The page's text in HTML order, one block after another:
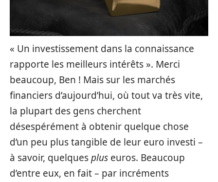
« Un investissement dans la connaissance
rapporte les meilleurs intérêts ». Merci
beaucoup, Ben ! Mais sur les marchés
financiers d’aujourd’hui, où tout va très vite,
la plupart des gens cherchent
désespérément à obtenir quelque chose
d’un peu plus tangible de leur euro investi –
à savoir, quelquesplus euros. Beaucoup
d’entre eux, en fait – par incréments